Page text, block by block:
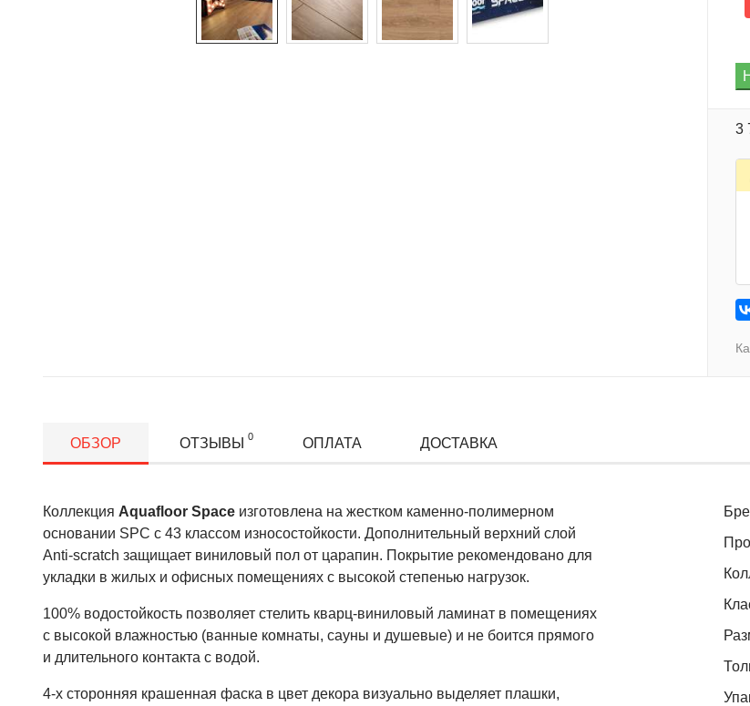
3
ОБЗОР ОТЗЫВЫ 0 ОПЛАТА ДОСТАВКА
Коллекция Aquafloor Space изготовлена на жестком каменно-полимерном
основании SPC с 43 классом износостойкости. Дополнительный верхний слой
Anti-scratch защищает виниловый пол от царапин. Покрытие рекомендовано для
укладки в жилых и офисных помещениях с высокой степенью нагрузок.
100% водостойкость позволяет стелить кварц-виниловый ламинат в помещениях
с высокой влажностью (ванные комнаты, сауны и душевые) и не боится прямого
и длительного контакта с водой.
4-х сторонняя крашенная фаска в цвет декора визуально выделяет плашки,